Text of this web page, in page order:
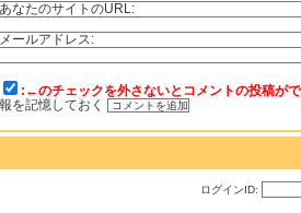
あなたのサイトのURL:
メールアドレス:
:←のチェックを外さないとコメントの投稿が
報を記憶しておく
ログインID: